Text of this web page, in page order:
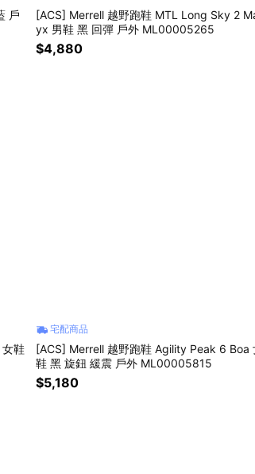
戶
[ACS] Merrell 越野跑鞋 MTL Long Sky 2
yx 男鞋 黑 回彈 戶外 ML00005265
$4,880
鞋
宅配商品
[ACS] Merrell 越野跑鞋 Agility Peak 6 Boa
鞋 黑 旋鈕 緩震 戶外 ML00005815
$5,180